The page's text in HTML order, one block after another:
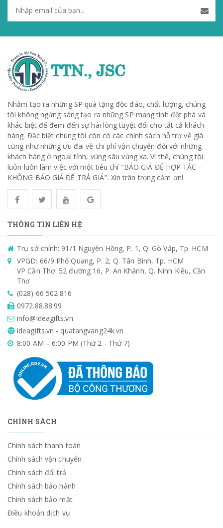
Nhằm tạo ra những SP quà tặng độc đáo, chất lượng, chúng
tôi không ngừng sáng tạo ra những SP mang tính đột phá và
khác biệt để đem đến sự hài lòng tuyệt đối cho tất cả khách
hàng. Đặc biệt chúng tôi còn có các chính sách hỗ trợ về giá
cũng như những ưu đãi về chi phí vận chuyển đối với những
khách hàng ở ngoại tỉnh, vùng sâu vùng xa. Vì thế, chúng tôi
luôn luôn làm việc với một tiêu chí "BÁO GIÁ ĐỂ HỢP TÁC -
KHÔNG BÁO GIÁ ĐỂ TRẢ GIÁ". Xin trân trọng cảm ơn!
THÔNG TIN LIÊN HỆ
Trụ sở chính: 91/1 Nguyên Hồng, P. 1, Q. Gò Vấp, Tp. HCM
VPGD: 66/9 Phổ Quang, P. 2, Q. Tân Bình, Tp. HCM
VP Cần Thơ: 52 đường 16, P. An Khánh, Q. Ninh Kiều, Cần
Thơ
(028) 66 502 816
0972.88.88.99
info@ideagifts.vn
ideagifts.vn - quatangvang24k.vn
8:00 AM – 6:00 PM (Thứ 2 - Thứ 7)
CHÍNH SÁCH
Chính sách thanh toán
Chính sách vận chuyển
Chính sách đổi trả
Chính sách bảo hành
Chính sách bảo mật
Điều khoản dịch vụ